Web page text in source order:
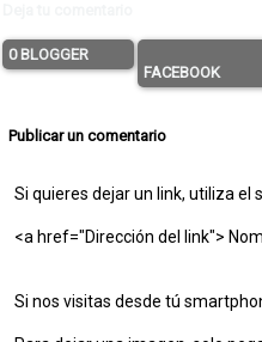
0 BLOGGER
FACEBOOK
Publicar un comentario
Si quieres dejar un link, utiliza el
<a href="Dirección del link">
Si nos visitas desde tú